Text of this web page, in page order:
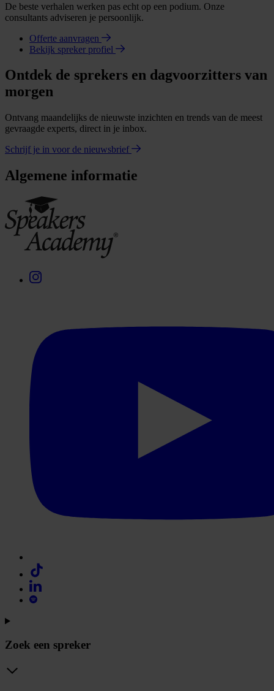
De beste verhalen werken pas echt op een podium. Onze
consultants adviseren je persoonlijk.
Offerte aanvragen
Bekijk spreker profiel
Ontdek de sprekers en dagvoorzitters van
morgen
Ontvang maandelijks de nieuwste inzichten en trends van de meest
gevraagde experts, direct in je inbox.
Schrijf je in voor de nieuwsbrief
Algemene informatie
Zoek een spreker